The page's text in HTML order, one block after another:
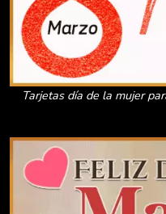
Tarjetas día de la mujer